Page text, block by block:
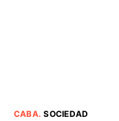
CABA.SOCIEDAD